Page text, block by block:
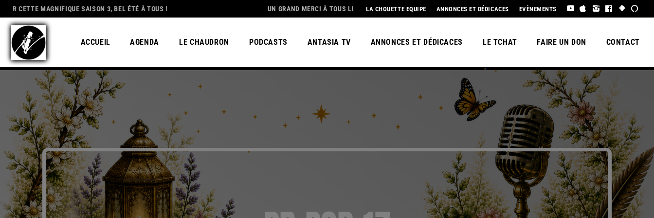
SAISON 3, BEL ÉTÉ À TOUS ! UN GRAND MERCI À TOUS LES ENCHANTEURS😀 POUR CETTE MAGNIFIQUE SAISON 3, BEL ÉTÉ À TOUS !
LA CHOUETTE EQUIPE ANNONCES ET DÉDICACES EVÈNEMENTS
ACCUEIL AGENDA LE CHAUDRON PODCASTS ANTASIA TV ANNONCES ET DÉDICACES LE TCHAT FAIRE UN DON CONTACT